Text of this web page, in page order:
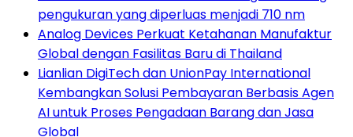
pengukuran yang diperluas menjadi 710 nm
Analog Devices Perkuat Ketahanan Manufaktur
Global dengan Fasilitas Baru di Thailand
Lianlian DigiTech dan UnionPay International
Kembangkan Solusi Pembayaran Berbasis Agen
AI untuk Proses Pengadaan Barang dan Jasa
Global